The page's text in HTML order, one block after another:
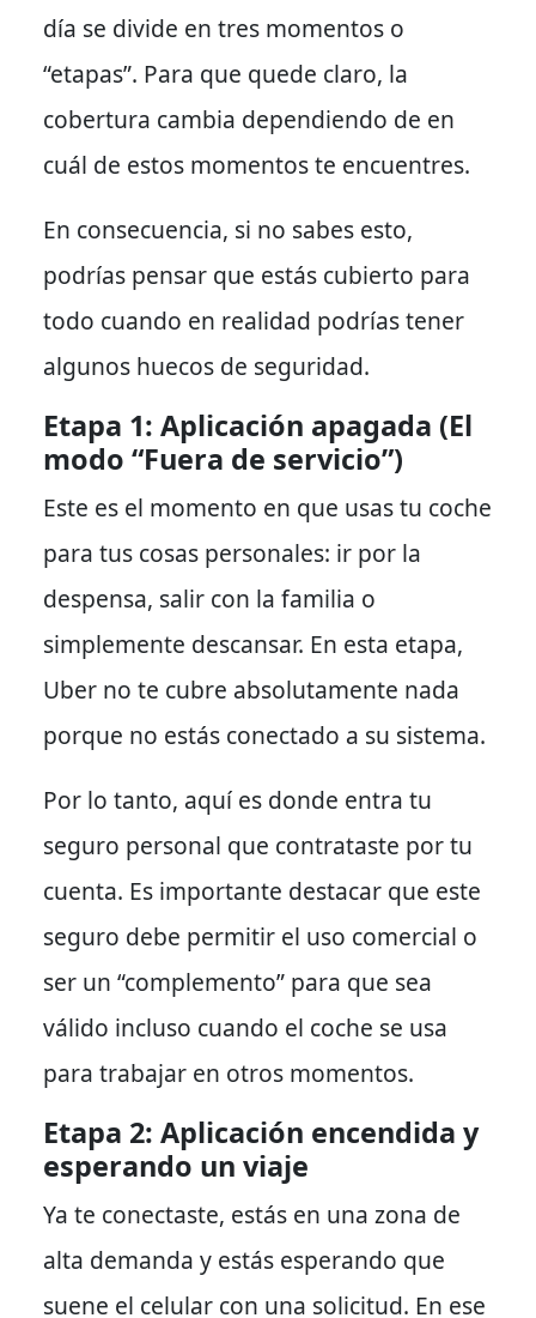
día se divide en tres momentos o
“etapas”. Para que quede claro, la
cobertura cambia dependiendo de en
cuál de estos momentos te encuentres.
En consecuencia, si no sabes esto,
podrías pensar que estás cubierto para
todo cuando en realidad podrías tener
algunos huecos de seguridad.
Etapa 1: Aplicación apagada (El
modo “Fuera de servicio”)
Este es el momento en que usas tu coche
para tus cosas personales: ir por la
despensa, salir con la familia o
simplemente descansar. En esta etapa,
Uber no te cubre absolutamente nada
porque no estás conectado a su sistema.
Por lo tanto, aquí es donde entra tu
seguro personal que contrataste por tu
cuenta. Es importante destacar que este
seguro debe permitir el uso comercial o
ser un “complemento” para que sea
válido incluso cuando el coche se usa
para trabajar en otros momentos.
Etapa 2: Aplicación encendida y
esperando un viaje
Ya te conectaste, estás en una zona de
alta demanda y estás esperando que
suene el celular con una solicitud. En ese